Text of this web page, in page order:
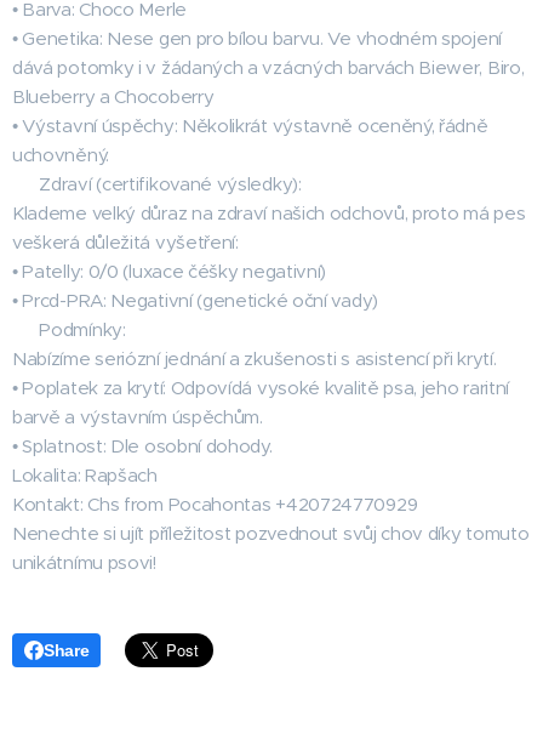
• Barva: Choco Merle
• Genetika: Nese gen pro bílou barvu. Ve vhodném spojení
dává potomky i v žádaných a vzácných barvách Biewer, Biro,
Blueberry a Chocoberry
• Výstavní úspěchy: Několikrát výstavně oceněný, řádně
uchovněný.
🩺 Zdraví (certifikované výsledky):
Klademe velký důraz na zdraví našich odchovů, proto má pes
veškerá důležitá vyšetření:
• Patelly: 0/0 (luxace čéšky negativní)
• Prcd-PRA: Negativní (genetické oční vady)
💰 Podmínky:
Nabízíme seriózní jednání a zkušenosti s asistencí při krytí.
• Poplatek za krytí: Odpovídá vysoké kvalitě psa, jeho raritní
barvě a výstavním úspěchům.
• Splatnost: Dle osobní dohody.
Lokalita: Rapšach
Kontakt: Chs from Pocahontas +420724770929
Nenechte si ujít příležitost pozvednout svůj chov díky tomuto
unikátnímu psovi!
Share